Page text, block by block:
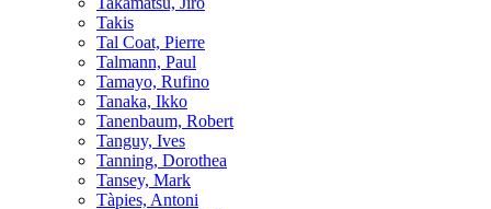
Takis
Tal Coat, Pierre
Talmann, Paul
Tamayo, Rufino
Tanaka, Ikko
Tanenbaum, Robert
Tanguy, Ives
Tanning, Dorothea
Tansey, Mark
Tàpies, Antoni